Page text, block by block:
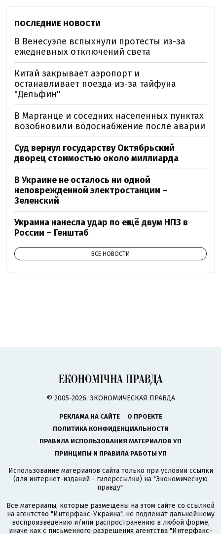
ПОСЛЕДНИЕ НОВОСТИ
В Венесуэле вспыхнули протесты из-за
ежедневных отключений света
Китай закрывает аэропорт и
останавливает поезда из-за тайфуна
"Дельфин"
В Марганце и соседних населенных пунктах
возобновили водоснабжение после аварии
Суд вернул государству Октябрьский
дворец стоимостью около миллиарда
В Украине не осталось ни одной
неповрежденной электростанции –
Зеленский
Украина нанесла удар по ещё двум НПЗ в
России – Генштаб
ВСЕ НОВОСТИ
© 2005-2026, ЭКОНОМИЧЕСКАЯ ПРАВДА
РЕКЛАМА НА САЙТЕ
О ПРОЕКТЕ
ПОЛИТИКА КОНФИДЕНЦИАЛЬНОСТИ
ПРАВИЛА ИСПОЛЬЗОВАНИЯ МАТЕРИАЛОВ УП
ПРИНЦИПЫ И ПРАВИЛА РАБОТЫ УП
Использование материалов сайта только при условии ссылки
(для интернет-изданий - гиперссылки) на "Экономическую
правду".
Все материалы, которые размещены на этом сайте со ссылкой
на агентство "Интерфакс-Украина", не подлежат дальнейшему
воспроизведению и/или распространению в любой форме,
иначе как с письменного разрешения агентства "Интерфакс-